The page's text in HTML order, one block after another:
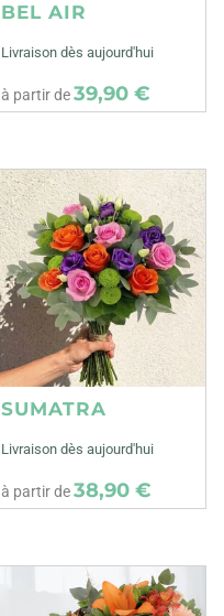
BEL AIR
Livraison dès aujourd'hui
à partir de39,90 €
SUMATRA
Livraison dès aujourd'hui
à partir de38,90 €